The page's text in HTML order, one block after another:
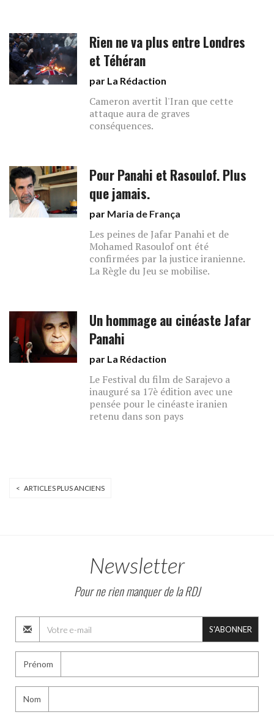
Rien ne va plus entre Londres
et Téhéran
par La Rédaction
Cameron avertit l'Iran que cette
attaque aura de graves
conséquences.
Pour Panahi et Rasoulof. Plus
que jamais.
par Maria de França
Les peines de Jafar Panahi et de
Mohamed Rasoulof ont été
confirmées par la justice iranienne.
La Règle du Jeu se mobilise.
Un hommage au cinéaste Jafar
Panahi
par La Rédaction
Le Festival du film de Sarajevo a
inauguré sa 17è édition avec une
pensée pour le cinéaste iranien
retenu dans son pays
< ARTICLES PLUS ANCIENS
Newsletter
Pour ne rien manquer de la RDJ
S'ABONNER
Prénom
Nom